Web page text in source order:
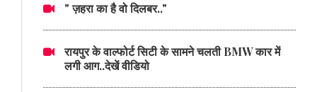
" ज़हरा का है वो दिलबर.."
रायपुर के वाल्फोर्ट सिटी के सामने चलती BMW कार में
लगी आग..देखें वीडियो